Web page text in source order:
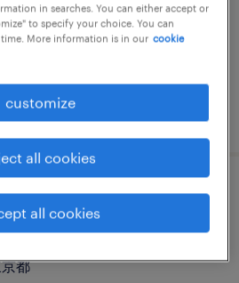
・普通車、普通免許、準
都
in searches. You can either accept or
to specify your choice. You can
More information is in our cookie
customize
all cookies
all cookies